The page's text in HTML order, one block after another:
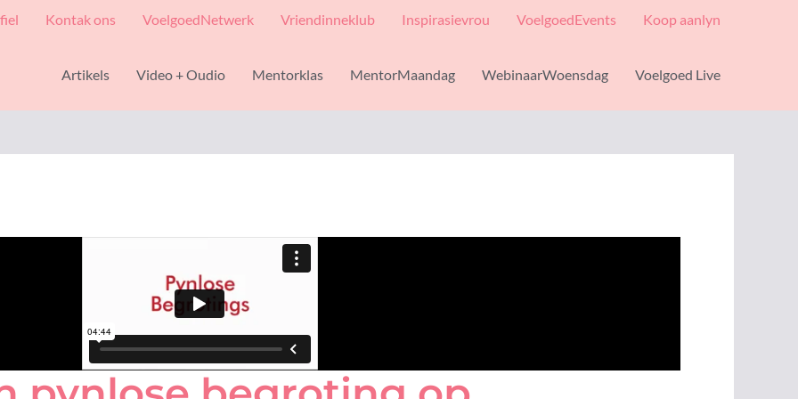
Kontak ons VoelgoedNetwerk Vriendinneklub Inspirasievrou VoelgoedEvents Koop aanlyn
Artikels Video + Oudio Mentorklas MentorMaandag WebinaarWoensdag Voelgoed Live